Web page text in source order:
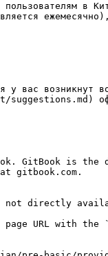
в
у вас
GitBook is the
gitbook.com.
directly
page URL with